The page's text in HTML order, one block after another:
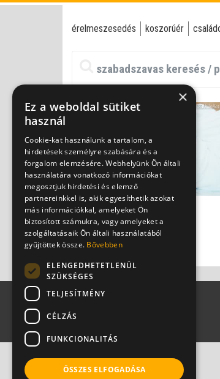
érelmeszesedés koszorúér
Hogyan kezelhető az
érelmeszesedés?
Dr. Vajer Péter PhD
×
Ez a weboldal sütiket
használ
Cookie-kat használunk a tartalom, a
hirdetések személyre szabására és a
forgalom elemzésére. Webhelyünk Ön általi
használatára vonatkozó információkat
megosztjuk hirdetési és elemző
partnereinkkel is, akik egyesíthetik azokat
más információkkal, amelyeket Ön
biztosított számukra, vagy amelyeket a
szolgáltatásaik Ön általi használatából
gyűjtöttek össze. Bővebben
ELENGEDHETETLENÜL
SZÜKSÉGES
TELJESÍTMÉNY
CÉLZÁS
FUNKCIONALITÁS
ÖSSZES ELFOGADÁSA